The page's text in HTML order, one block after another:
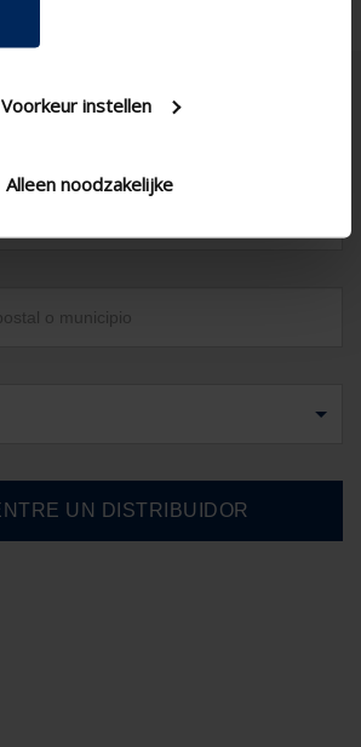
Voorkeur instellen
Alleen noodzakelijke